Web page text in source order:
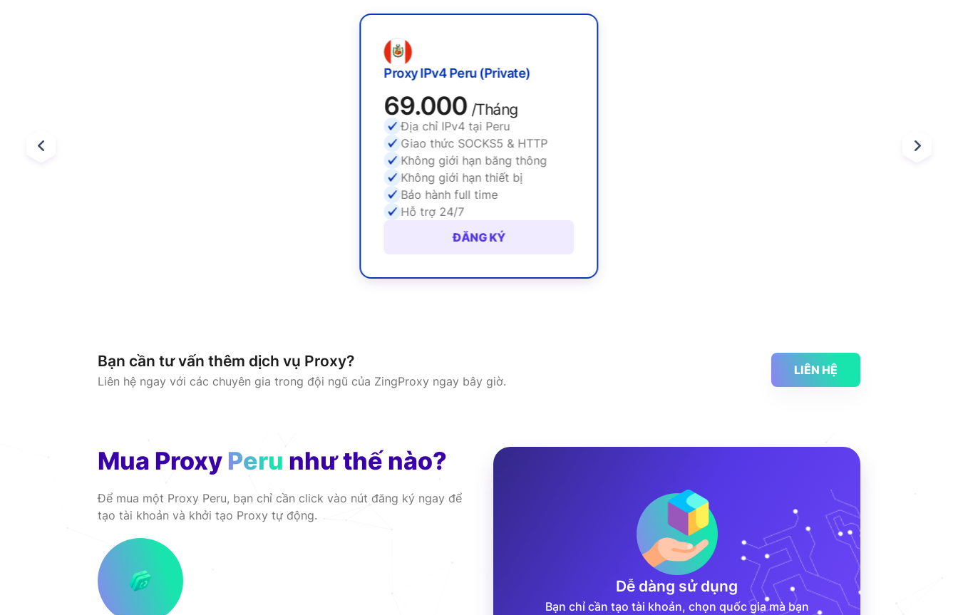
Proxy IPv4 Peru (Private)
69.000/Tháng
Địa chỉ IPv4 tại Peru
Giao thức SOCKS5 & HTTP
Không giới hạn băng thông
Không giới hạn thiết bị
Bảo hành full time
Hỗ trợ 24/7
ĐĂNG KÝ
Bạn cần tư vấn thêm dịch vụ Proxy?
Liên hệ ngay với các chuyên gia trong đội ngũ của ZingProxy ngay bây giờ.
LIÊN HỆ
Mua Proxy Peru như thế nào?
Để mua một Proxy Peru, bạn chỉ cần click vào nút đăng ký ngay để
tạo tài khoản và khởi tạo Proxy tự động.
Dễ dàng sử dụng
Bạn chỉ cần tạo tài khoản, chọn quốc gia mà bạn